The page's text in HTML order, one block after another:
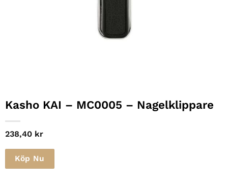
Kasho KAI – MC0005 – Nagelklippare
238,40 kr
Köp Nu